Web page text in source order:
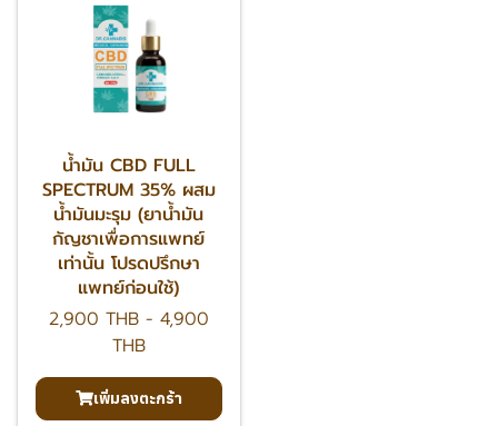
น้ำมัน CBD FULL
SPECTRUM 35% ผสม
น้ำมันมะรุม (ยาน้ำมัน
กัญชาเพื่อการแพทย์
เท่านั้น โปรดปรึกษา
แพทย์ก่อนใช้)
2,900 THB- 4,900
THB
เพิ่มลงตะกร้า